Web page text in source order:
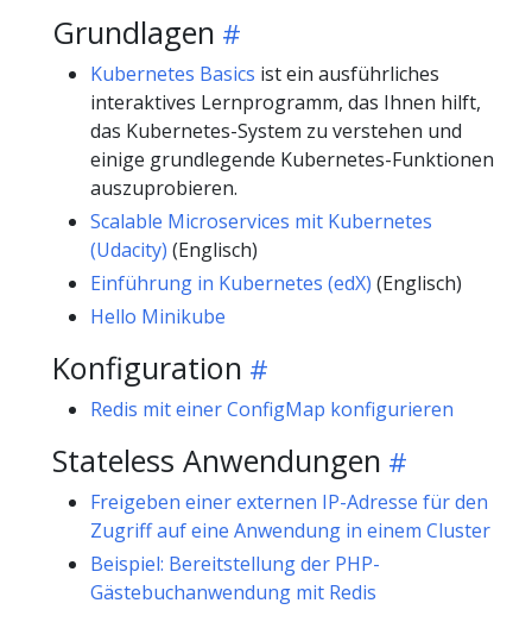
Grundlagen
Kubernetes Basics ist ein ausführliches
interaktives Lernprogramm, das Ihnen hilft,
das Kubernetes-System zu verstehen und
einige grundlegende Kubernetes-Funktionen
auszuprobieren.
Scalable Microservices mit Kubernetes
(Udacity) (Englisch)
Einführung in Kubernetes (edX) (Englisch)
Hello Minikube
Konfiguration
Redis mit einer ConfigMap konfigurieren
Stateless Anwendungen
Freigeben einer externen IP-Adresse für den
Zugriff auf eine Anwendung in einem Cluster
Beispiel: Bereitstellung der PHP-
Gästebuchanwendung mit Redis